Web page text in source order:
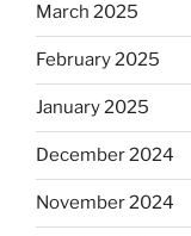
March 2025
February 2025
January 2025
December 2024
November 2024